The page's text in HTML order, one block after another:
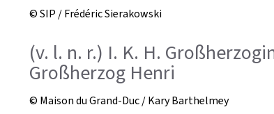
© SIP / Frédéric Sierakowski
(v. l. n. r.) I. K. H.
Großherzog Henri
© Maison du Grand-Duc / Kary Barthelmey